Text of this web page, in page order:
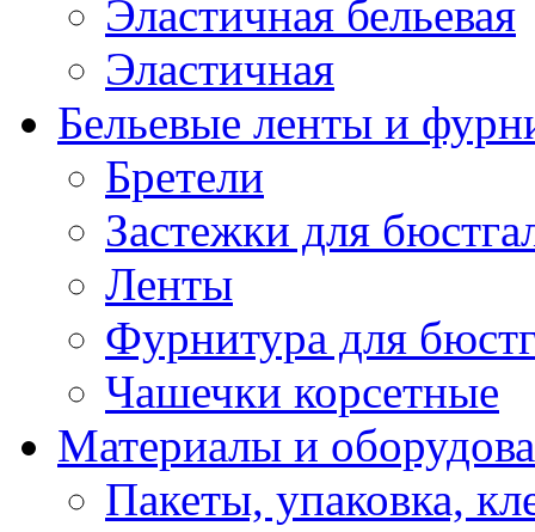
Эластичная бельевая
Эластичная
Бельевые ленты и
Бретели
Застежки для
Ленты
Фурнитура для
Чашечки корсетные
Материалы и
Пакеты, упаковка,